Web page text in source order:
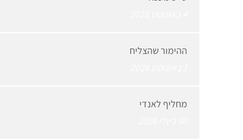
ההימור שהצליח
מחליף לאנדי